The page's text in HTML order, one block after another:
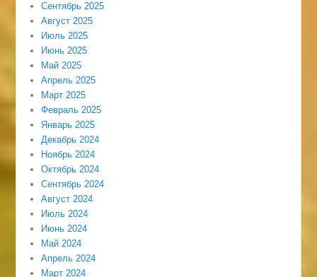
Сентябрь 2025
Август 2025
Июль 2025
Июнь 2025
Май 2025
Апрель 2025
Март 2025
Февраль 2025
Январь 2025
Декабрь 2024
Ноябрь 2024
Октябрь 2024
Сентябрь 2024
Август 2024
Июль 2024
Июнь 2024
Май 2024
Апрель 2024
Март 2024